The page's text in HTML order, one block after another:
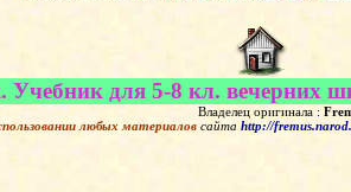
Учебник для 5-8 кл. вечерних
Владелец оригинала :
любых материаловсайта http://